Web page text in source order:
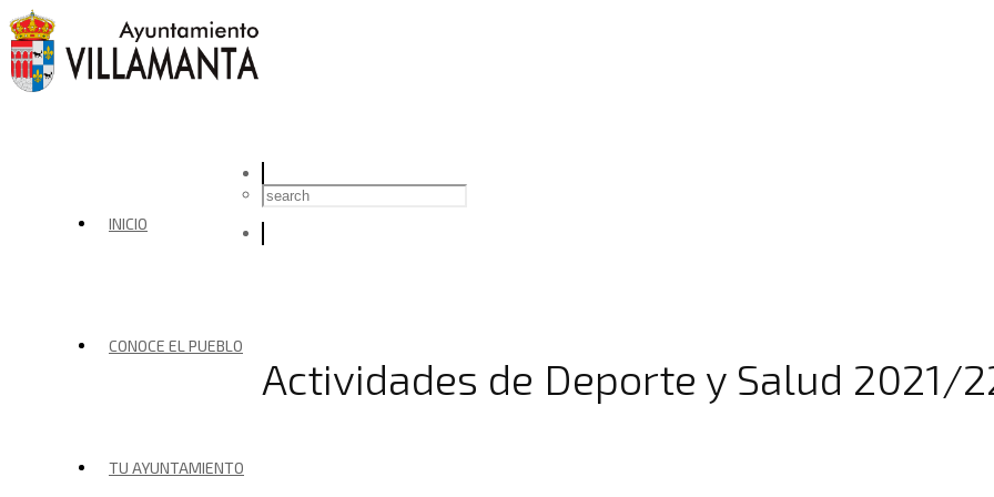
INICIO
CONOCE EL PUEBLO
TU AYUNTAMIENTO
Actividades de Deporte y Salud 2021/